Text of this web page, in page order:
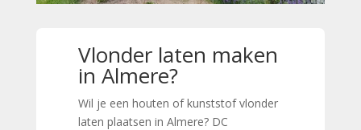
Vlonder laten maken
in Almere?
Wil je een houten of kunststof vlonder
laten plaatsen in Almere? DC